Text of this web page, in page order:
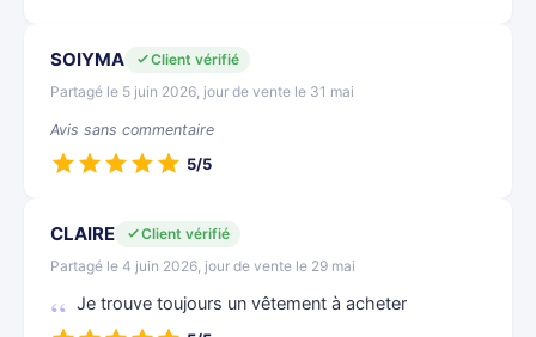
SOIYMA
Client vérifié
Partagé le 5 juin 2026, jour de vente le 31 mai
Avis sans commentaire
5/5
CLAIRE
Client vérifié
Partagé le 4 juin 2026, jour de vente le 29 mai
Je trouve toujours un vêtement à acheter